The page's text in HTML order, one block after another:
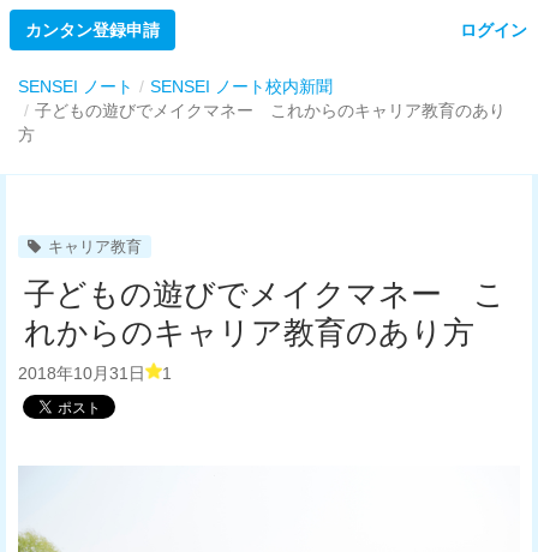
カンタン登録申請 ログイン
SENSEI ノート
SENSEI ノート校内新聞
子どもの遊びでメイクマネー これからのキャリア教育のあり
方
キャリア教育
子どもの遊びでメイクマネー こ
れからのキャリア教育のあり方
2018年10月31日 1